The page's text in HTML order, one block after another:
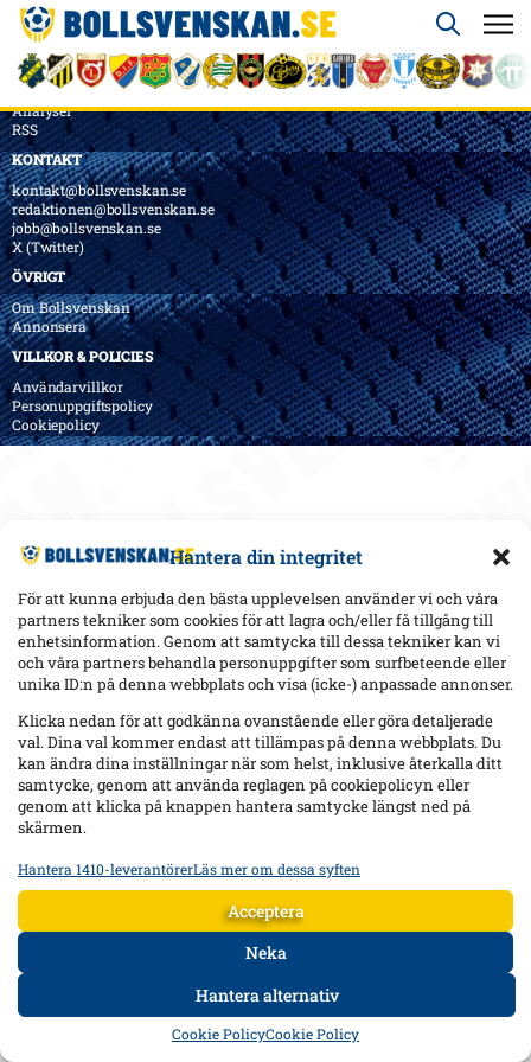
Hantera din integritet
För att kunna erbjuda den bästa upplevelsen använder vi och våra
partners tekniker som cookies för att lagra och/eller få tillgång till
enhetsinformation. Genom att samtycka till dessa tekniker kan vi
och våra partners behandla personuppgifter som surfbeteende eller
unika ID:n på denna webbplats och visa (icke-) anpassade annonser.
Klicka nedan för att godkänna ovanstående eller göra detaljerade
val. Dina val kommer endast att tillämpas på denna webbplats. Du
kan ändra dina inställningar när som helst, inklusive återkalla ditt
samtycke, genom att använda reglagen på cookiepolicyn eller
genom att klicka på knappen hantera samtycke längst ned på
skärmen.
Statistik
Lagra och/eller få åtkomst till information på en enhet, Mäta
reklamprestanda, Mäta innehållsprestanda, Förstå målgrupper
genom statistik eller kombinationer av data från olika källor.
Lagra och/eller få åtkomst till information på en enhet,
Hantera 1410-leverantörerLäs mer om dessa syften
Acceptera
Neka
Hantera alternativ
Cookie PolicyCookie Policy
ÖVERSIKT
Nyheter & Reportage
Spelarbetyg
Analyser
RSS
KONTAKT
kontakt@bollsvenskan.se
redaktionen@bollsvenskan.se
jobb@bollsvenskan.se
X (Twitter)
ÖVRIGT
Om Bollsvenskan
Annonsera
VILLKOR & POLICIES
Användarvillkor
Personuppgiftspolicy
Cookiepolicy
DATA FORUM